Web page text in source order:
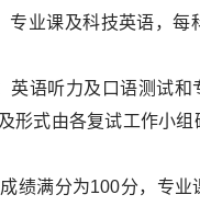
业课及科技英语，每
语听力及口语测试和
形式由各复试工作小组
绩满分为100分，专业